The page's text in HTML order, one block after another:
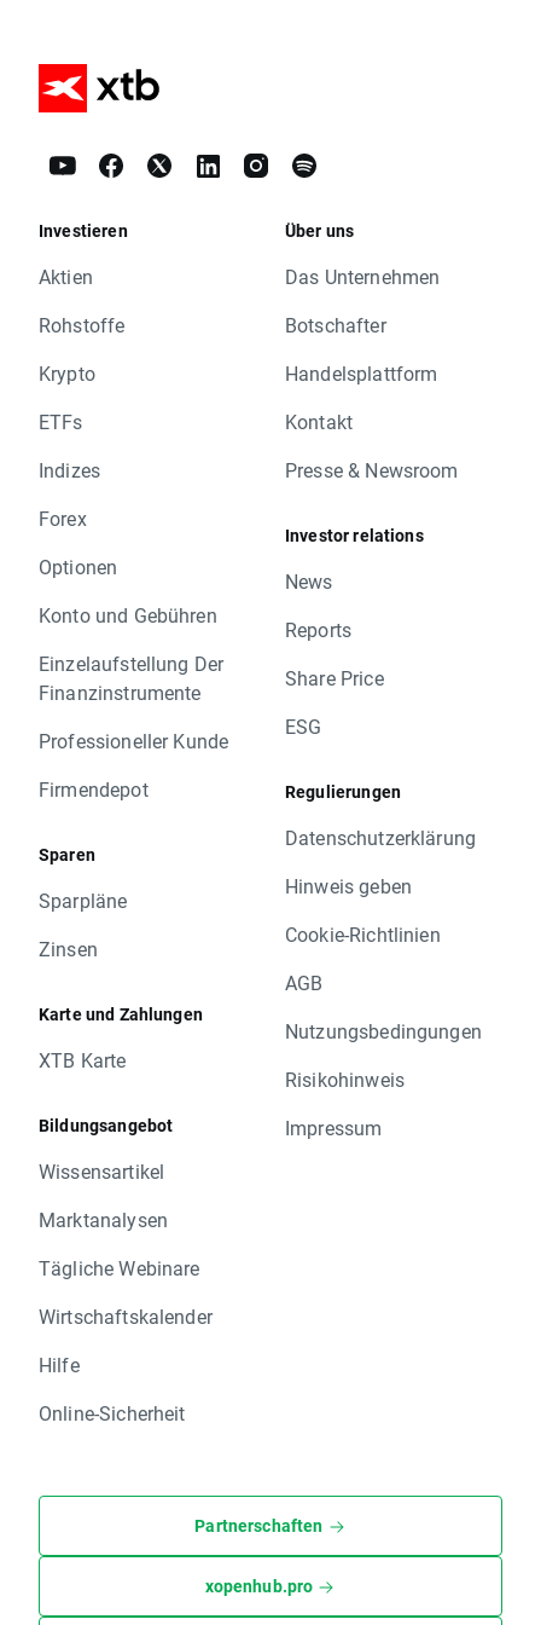
Investieren
Aktien
Rohstoffe
Krypto
ETFs
Indizes
Forex
Optionen
Konto und Gebühren
Einzelaufstellung Der
Finanzinstrumente
Professioneller Kunde
Firmendepot
Sparen
Sparpläne
Zinsen
Karte und Zahlungen
XTB Karte
Bildungsangebot
Wissensartikel
Marktanalysen
Tägliche Webinare
Wirtschaftskalender
Hilfe
Online-Sicherheit
Über uns
Das Unternehmen
Botschafter
Handelsplattform
Kontakt
Presse & Newsroom
Investor relations
News
Reports
Share Price
ESG
Regulierungen
Datenschutzerklärung
Hinweis geben
Cookie-Richtlinien
AGB
Nutzungsbedingungen
Risikohinweis
Impressum
Partnerschaften
xopenhub.pro